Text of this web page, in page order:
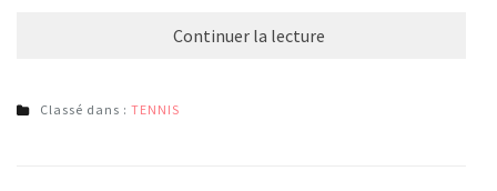
Continuer la lecture
Classé dans : TENNIS